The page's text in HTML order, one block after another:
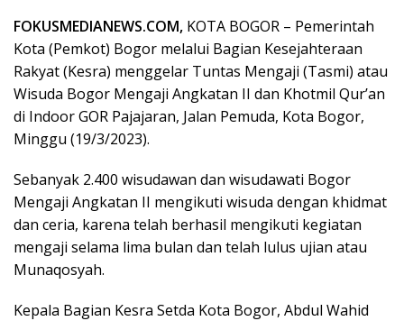
FOKUSMEDIANEWS.COM, KOTA BOGOR – Pemerintah
Kota (Pemkot) Bogor melalui Bagian Kesejahteraan
Rakyat (Kesra) menggelar Tuntas Mengaji (Tasmi) atau
Wisuda Bogor Mengaji Angkatan II dan Khotmil Qur’an
di Indoor GOR Pajajaran, Jalan Pemuda, Kota Bogor,
Minggu (19/3/2023).
Sebanyak 2.400 wisudawan dan wisudawati Bogor
Mengaji Angkatan II mengikuti wisuda dengan khidmat
dan ceria, karena telah berhasil mengikuti kegiatan
mengaji selama lima bulan dan telah lulus ujian atau
Munaqosyah.
Kepala Bagian Kesra Setda Kota Bogor, Abdul Wahid